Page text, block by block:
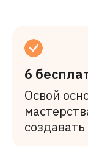
6
Освой